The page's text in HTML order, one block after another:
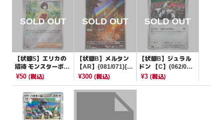
【状態S】エリカの
招待 モンスターボー
ルミラー【U】{161/
¥50 (税込)
【状態B】メルタン
【AR】{081/071}[S
V5M]
¥300(税込)
【状態B】ジュラル
ドン 【C】{062/08
0}[M2]
¥3 (税込)